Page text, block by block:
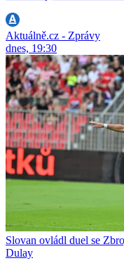
Aktuálně.cz - Zprávy
dnes, 19:30
Slovan ovládl duel se
Dulay